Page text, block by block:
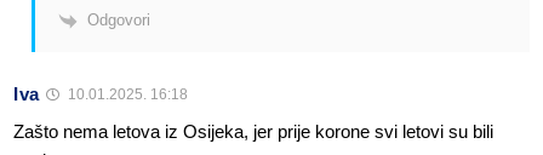
Odgovori
Iva 10.01.2025. 16:18
Zašto nema letova iz Osijeka, jer prije korone svi letovi su bili